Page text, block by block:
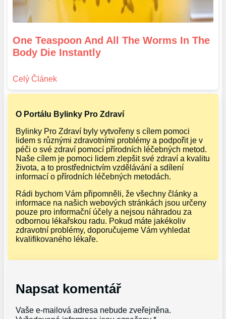
One Teaspoon And All The Worms In The
Body Die Instantly
O Portálu Bylinky Pro Zdraví
Bylinky Pro Zdraví byly vytvořeny s cílem pomoci
lidem s různými zdravotními problémy a podpořit je v
péči o své zdraví pomocí přírodních léčebných metod.
Naše cílem je pomoci lidem zlepšit své zdraví a kvalitu
života, a to prostřednictvím vzdělávání a sdílení
informací o přírodních léčebných metodách.
Rádi bychom Vám připomněli, že všechny články a
informace na našich webových stránkách jsou určeny
pouze pro informační účely a nejsou náhradou za
odbornou lékařskou radu. Pokud máte jakékoliv
zdravotní problémy, doporučujeme Vám vyhledat
kvalifikovaného lékaře.
Napsat komentář
Vaše e-mailová adresa nebude zveřejněna.